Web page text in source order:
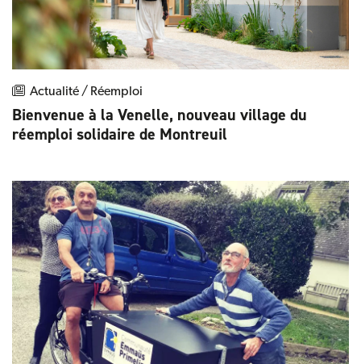
Actualité / Réemploi
Bienvenue à la Venelle, nouveau village du
réemploi solidaire de Montreuil